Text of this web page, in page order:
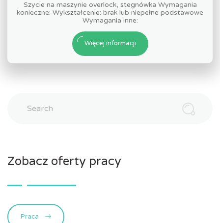
Szycie na maszynie overlock, stegnówka Wymagania
konieczne: Wykształcenie: brak lub niepełne podstawowe
Wymagania inne:
Więcej informacji
Zobacz oferty pracy
Praca